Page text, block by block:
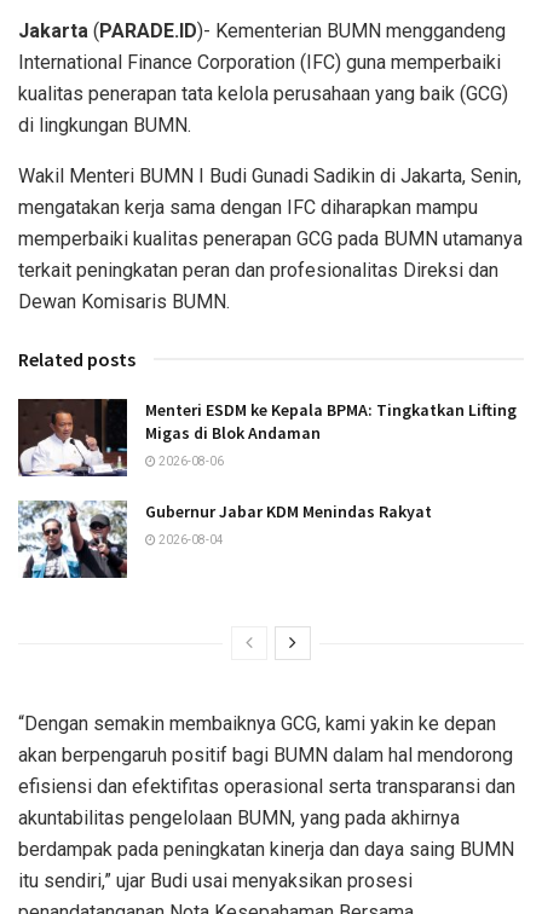
Jakarta (PARADE.ID)- Kementerian BUMN menggandeng
International Finance Corporation (IFC) guna memperbaiki
kualitas penerapan tata kelola perusahaan yang baik (GCG)
di lingkungan BUMN.
Wakil Menteri BUMN I Budi Gunadi Sadikin di Jakarta, Senin,
mengatakan kerja sama dengan IFC diharapkan mampu
memperbaiki kualitas penerapan GCG pada BUMN utamanya
terkait peningkatan peran dan profesionalitas Direksi dan
Dewan Komisaris BUMN.
Related posts
Menteri ESDM ke Kepala BPMA: Tingkatkan Lifting
Migas di Blok Andaman
2026-08-06
Gubernur Jabar KDM Menindas Rakyat
2026-08-04
“Dengan semakin membaiknya GCG, kami yakin ke depan
akan berpengaruh positif bagi BUMN dalam hal mendorong
efisiensi dan efektifitas operasional serta transparansi dan
akuntabilitas pengelolaan BUMN, yang pada akhirnya
berdampak pada peningkatan kinerja dan daya saing BUMN
itu sendiri,” ujar Budi usai menyaksikan prosesi